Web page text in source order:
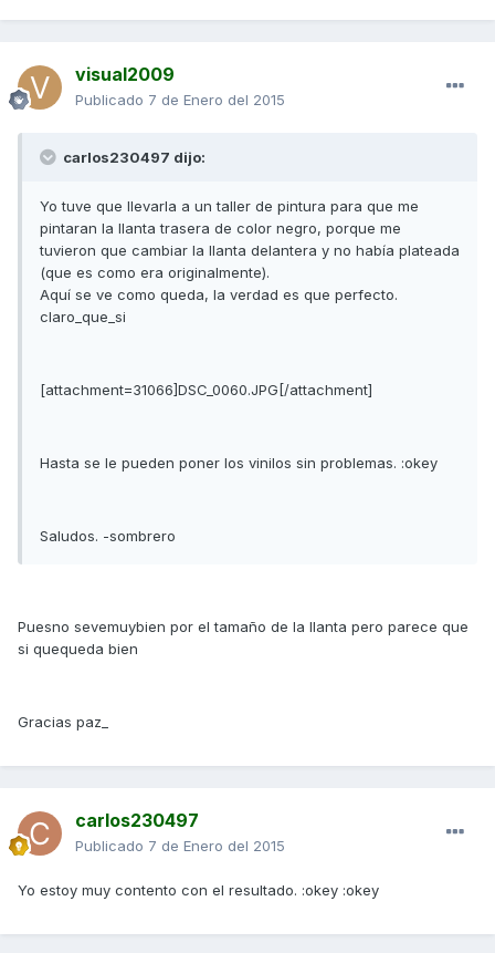
visual2009
Publicado 7 de Enero del 2015
carlos230497 dijo:
Yo tuve que llevarla a un taller de pintura para que me
pintaran la llanta trasera de color negro, porque me
tuvieron que cambiar la llanta delantera y no había plateada
(que es como era originalmente).
Aquí se ve como queda, la verdad es que perfecto.
claro_que_si
[attachment=31066]DSC_0060.JPG[/attachment]
Hasta se le pueden poner los vinilos sin problemas. :okey
Saludos. -sombrero
Puesno sevemuybien por el tamaño de la llanta pero parece que
si quequeda bien
Gracias paz_
carlos230497
Publicado 7 de Enero del 2015
Yo estoy muy contento con el resultado. :okey :okey